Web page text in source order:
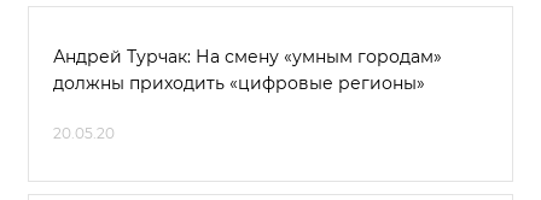
Андрей Турчак: На смену «умным городам»
должны приходить «цифровые регионы»
20.05.20